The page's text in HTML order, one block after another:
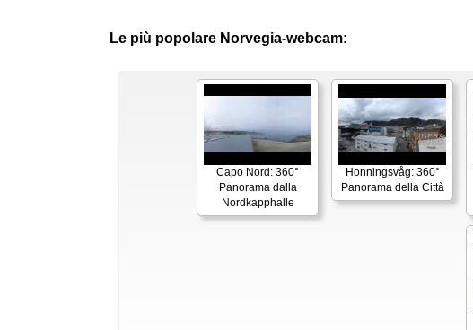
Le più popolare Norvegia-webcam:
Capo Nord: 360°
Panorama dalla
Nordkapphalle
Honningsvåg: 360°
Panorama della Città